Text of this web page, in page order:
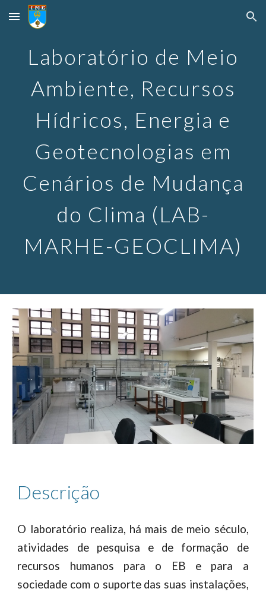
Skip to main content Skip to navigation
Laboratório de Meio
Ambiente, Recursos
Hídricos, Energia e
Geotecnologias em
Cenários de Mudança
do Clima (LAB-
MARHE-GEOCLIMA)
Descrição
O laboratório realiza, há mais de meio século,
atividades de pesquisa e de formação de
recursos humanos para o EB e para a
sociedade com o suporte das suas instalações,